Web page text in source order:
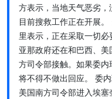
方表示，当地天气恶劣，
目前搜救工作正在开展
里表示，正在采取一切
亚那政府还在和巴西、
方司令部接触。如果委内
将不得不做出回应。 委
美国南方司令部进入埃